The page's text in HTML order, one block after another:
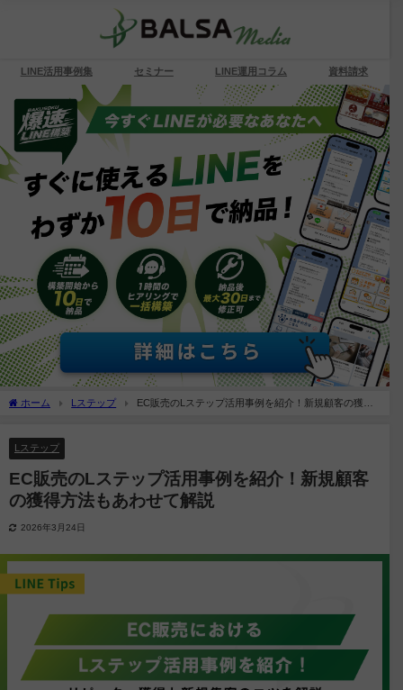
LINE活用事例集 セミナー LINE運用コラム 資料請求
ホーム Lステップ
EC販売のLステップ活用事例を紹介！新規顧客の獲得
Lステップ
EC販売のLステップ活用事例を紹介！新規顧客
の獲得方法もあわせて解説
2026年3月24日